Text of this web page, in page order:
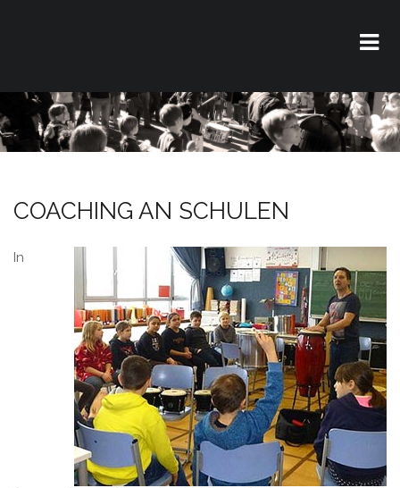
COACHING AN SCHULEN
In